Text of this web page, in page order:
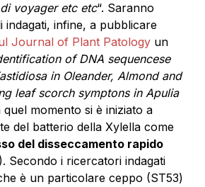
voyager etc etc“. Saranno
indagati, infine, a pubblicare
Journal of Plant Patology un
of DNA sequencese
in Oleander, Almond and
leaf scorch symptons in Apulia
quel momento si è iniziato a
del batterio della Xylella come
del disseccamento rapido
Secondo i ricercatori indagati
è un particolare ceppo (ST53)